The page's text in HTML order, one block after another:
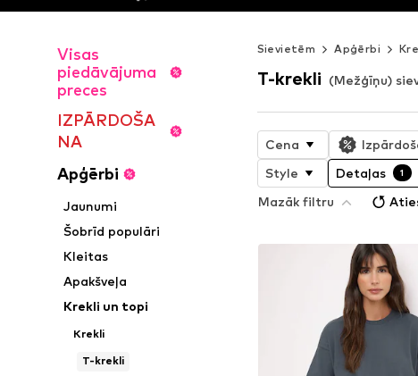
Visas
piedāvājuma
preces
IZPĀRDOŠA
NA
Apģērbi
Jaunumi
Šobrīd populāri
Kleitas
Apakšveļa
Krekli un topi
Krekli
T-krekli
Sievietēm Apģērbi
T-krekli (Mežģīņu)
Cena
Style
Detaļas 1
Mazāk filtru